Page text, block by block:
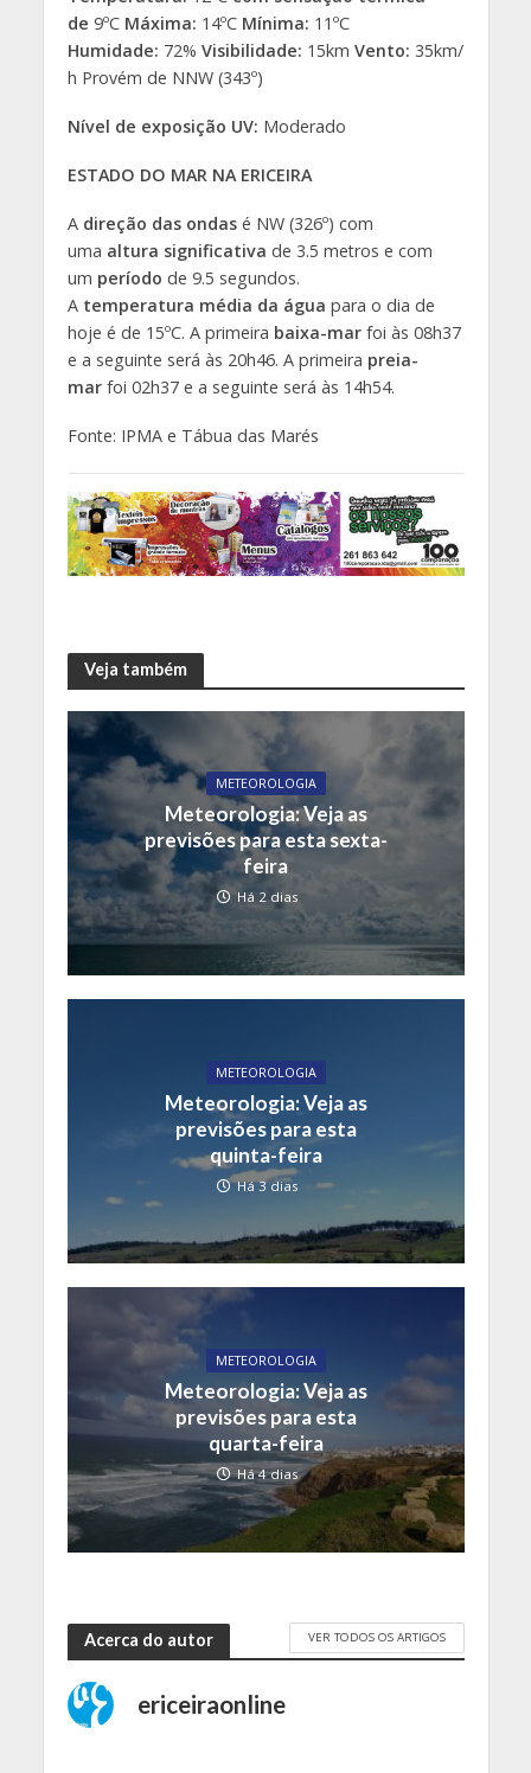
de 9ºC Máxima: 14ºC Mínima: 11ºC
Humidade: 72% Visibilidade: 15km Vento: 35km/
h Provém de NNW (343º)
Nível de exposição UV: Moderado
ESTADO DO MAR NA ERICEIRA
Adireção das ondasé NW (326º) com
uma altura significativa de 3.5 metros e com
um período de 9.5 segundos.
A temperatura média da água para o dia de
hoje é de 15ºC. A primeira baixa-marfoi às 08h37
e a seguinte será às 20h46. A primeira preia-
marfoi 02h37 e a seguinte será às 14h54.
Fonte: IPMA e Tábua das Marés
Veja também
METEOROLOGIA
Meteorologia: Veja as
previsões para esta sexta-
feira
Há 2 dias
METEOROLOGIA
Meteorologia: Veja as
previsões para esta
quinta-feira
Há 3 dias
METEOROLOGIA
Meteorologia: Veja as
previsões para esta
quarta-feira
Há 4 dias
Acerca do autor VER TODOS OS ARTIGOS
ericeiraonline